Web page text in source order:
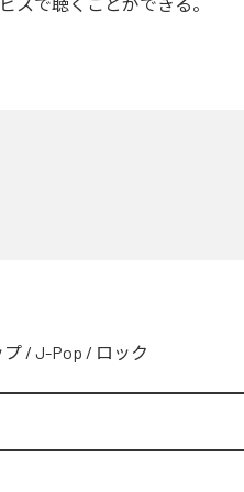
プ / J-Pop / ロック